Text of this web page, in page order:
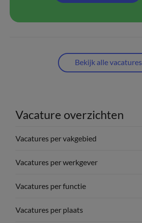
Bekijk alle vacatures
Vacature overzichten
Vacatures per vakgebied
Vacatures per werkgever
Vacatures per functie
Vacatures per plaats